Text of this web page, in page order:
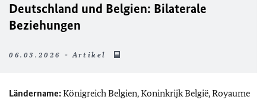
Deutschland und Belgien: Bilaterale
Beziehungen
06.03.2026 - Artikel
Ländername:Königreich Belgien,Koninkrijk België,Royaume